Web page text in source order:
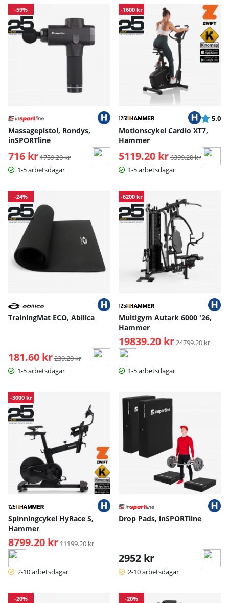
-59%
Massagepistol, Rondys,
inSPORTline
716 kr Ordinarie pris:
1759.20 kr
1-5 arbetsdagar
-1600 kr
Betyg:
5.0
Motionscykel Cardio XT7,
Hammer
5119.20 kr Ordinarie pris:
6399.20 kr
1-5 arbetsdagar
-24%
TrainingMat ECO, Abilica
181.60 kr Ordinarie pris:
239.20 kr
1-5 arbetsdagar
-6200 kr
Multigym Autark 6000 '26,
Hammer
19839.20 kr Ordinarie pris:
24799.20 kr
1-5 arbetsdagar
-3000 kr
Spinningcykel HyRace S,
Hammer
8799.20 kr Ordinarie pris:
11199.20 kr
2-10 arbetsdagar
Drop Pads, inSPORTline
2952 kr
2-10 arbetsdagar
-20% -20%